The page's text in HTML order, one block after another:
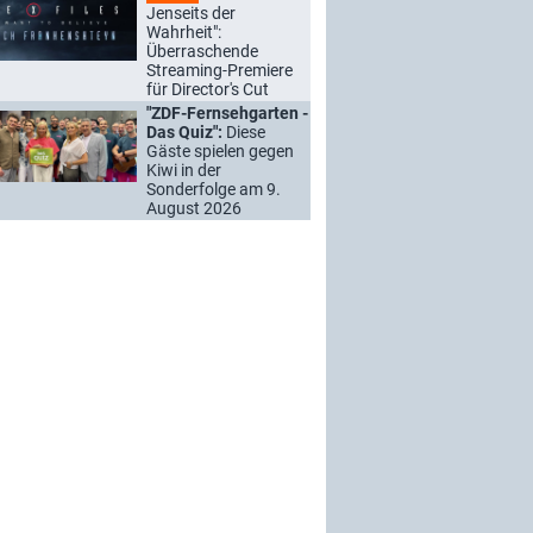
Jenseits der
Wahrheit":
Überraschende
Streaming-Premiere
für Director's Cut
"ZDF-Fernsehgarten -
Das Quiz": Diese
Gäste spielen gegen
Kiwi in der
Sonderfolge am 9.
August 2026